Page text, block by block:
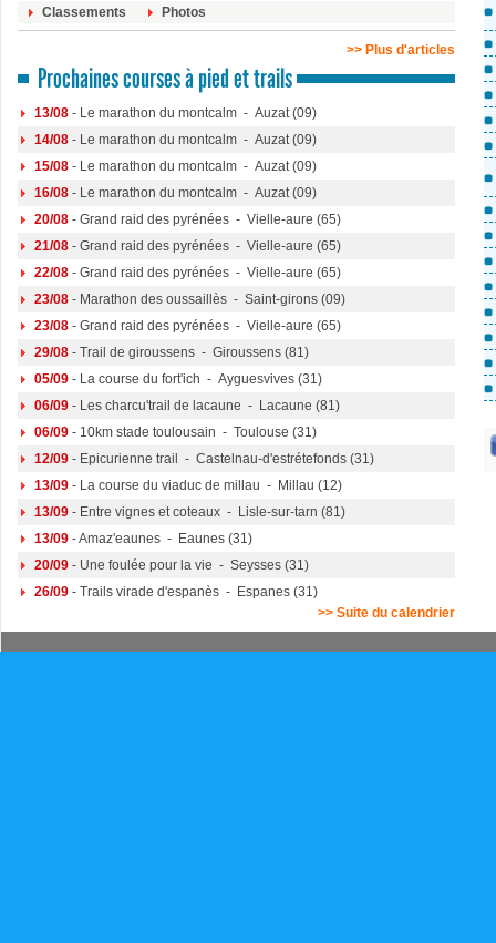
Classements
Photos
>> Plus d'articles
Prochaines courses à pied et trails
13/08 - Le marathon du montcalm - Auzat (09)
14/08 - Le marathon du montcalm - Auzat (09)
15/08 - Le marathon du montcalm - Auzat (09)
16/08 - Le marathon du montcalm - Auzat (09)
20/08 - Grand raid des pyrénées - Vielle-aure (65)
21/08 - Grand raid des pyrénées - Vielle-aure (65)
22/08 - Grand raid des pyrénées - Vielle-aure (65)
23/08 - Marathon des oussaillès - Saint-girons (09)
23/08 - Grand raid des pyrénées - Vielle-aure (65)
29/08 - Trail de giroussens - Giroussens (81)
05/09 - La course du fort'ich - Ayguesvives (31)
06/09 - Les charcu'trail de lacaune - Lacaune (81)
06/09 - 10km stade toulousain - Toulouse (31)
12/09 - Epicurienne trail - Castelnau-d'estrétefonds (31)
13/09 - La course du viaduc de millau - Millau (12)
13/09 - Entre vignes et coteaux - Lisle-sur-tarn (81)
13/09 - Amaz'eaunes - Eaunes (31)
20/09 - Une foulée pour la vie - Seysses (31)
26/09 - Trails virade d'espanès - Espanes (31)
>> Suite du calendrier